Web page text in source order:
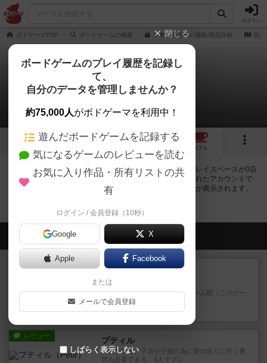
ログイン
ボドゲーマTOP ボードゲームの検索 争奪！忍者札の通販/商品詳細 作品
争奪！忍者札
0店のカフェ/スペースが提供中
3
カフェ
争奪！忍者札で遊ぶことができるボードゲームカフェ・プレイスペースが0店
登録されています。公開プロフィールの都道府県が設定されたアカウントで
ログインすると、同じ都道府県内の店舗に絞り込むボタンが表示されます。
会員の新しい投稿
レビュー
充実
エージェンシー
トリックテイキング好きで、チーム戦（このゲー
ムは4人専用）好きなら間違...
3分前by ハロ
レビュー プティル
「時として、子犬や子猫の為に雷の近くに行く勇
気も必要である」4人でプレ...
閉じる
ボードゲームのプレイ履歴を記録し
て、
自分のデータを管理しませんか？
約75,000人がボドゲーマを利用中！
遊んだボードゲームを記録する
気になるゲームのレビューを読む
お気に入り作品・所有リストの共
有
ログイン / 会員登録（10秒）
Google X
Apple Facebook
または
メールで会員登録
しばらく表示しない